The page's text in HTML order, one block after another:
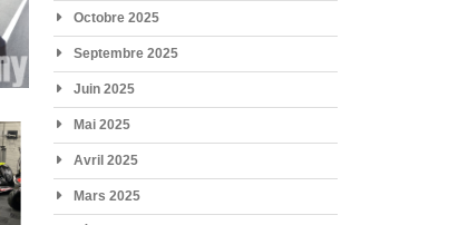
Octobre 2025
Septembre 2025
Juin 2025
Mai 2025
Avril 2025
Mars 2025